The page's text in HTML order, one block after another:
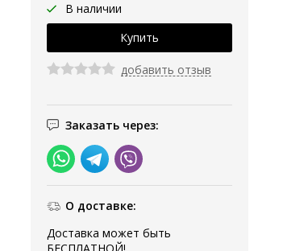
В наличии
добавить отзыв
Заказать через:
О доставке:
Доставка может быть